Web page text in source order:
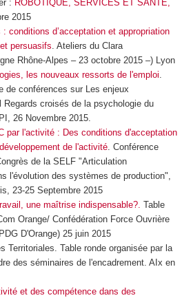
: ROBOTIQUE, SERVICES ET SANTÉ,
2015
conditions d’acceptation et appropriation
persuasifs. Ateliers du Clara
Rhône-Alpes – 23 octobre 2015 –) Lyon
les nouveaux ressorts de l'emploi.
de conférences sur Les enjeux
croisés de la psychologie du
26 Novembre 2015.
par l'activité : Des conditions d'acceptation
de l'activité. Conférence
de la SELF "Articulation
l'évolution des systèmes de production",
23-25 Septembre 2015
une maîtrise indispensable?. Table
Orange/ Confédération Force Ouvrière
D'Orange) 25 juin 2015
Territoriales. Table ronde organisée par la
des séminaires de l'encadrement. AIx en
et des compétence dans des